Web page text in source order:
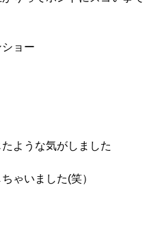
ョー
ような気がしました
ゃいました(笑）